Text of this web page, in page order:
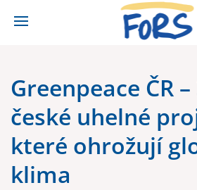
Greenpeace ČR
české uhelné
které ohrožují
klima